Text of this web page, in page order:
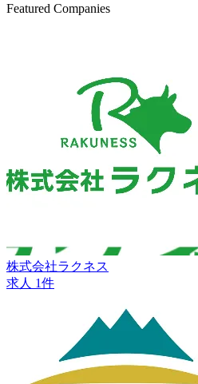
Featured Companies
株式会社ラクネス
求人 1件